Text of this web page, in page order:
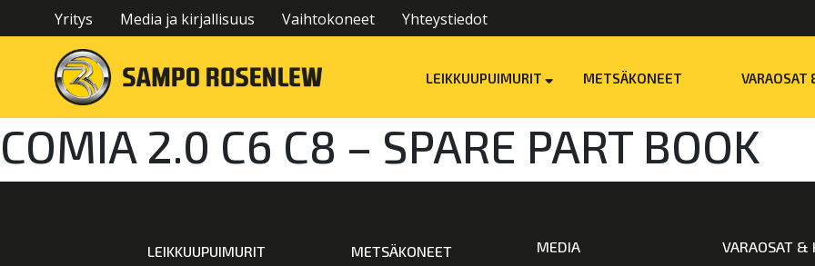
Yritys Media ja kirjallisuus Vaihtokoneet Yhteystiedot
LEIKKUUPUIMURIT METSÄKONEET VARAOSAT
COMIA 2.0 C6 C8 – SPARE PART BOOK
LEIKKUUPUIMURIT METSÄKONEET MEDIA VARAOSAT &